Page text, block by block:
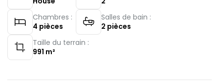
Chambres :
4 pièces
Salles de bain :
2 pièces
Taille du terrain :
991 m²